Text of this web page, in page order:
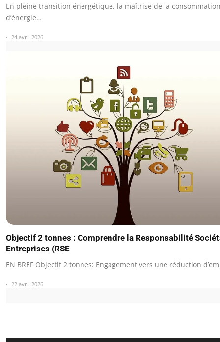
En pleine transition énergétique, la maîtrise de la consommation
d’énergie…
24 avril 2026
Objectif 2 tonnes : Comprendre la Responsabilité
Entreprises (RSE
EN BREF Objectif 2 tonnes: Engagement vers une réduction
22 avril 2026